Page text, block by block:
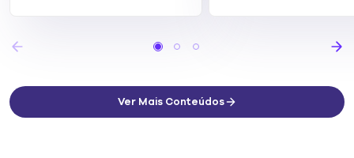
Ver Mais Conteúdos